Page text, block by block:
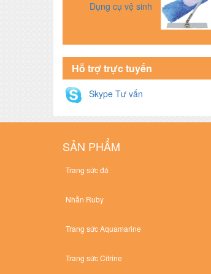
Dụng cụ vệ sinh
Hỗ trợ trực tuyến
Skype Tư vấn
SẢN PHẨM
Trang sức đá
Nhẫn Ruby
Trang sức Aquamarine
Trang sức Citrine